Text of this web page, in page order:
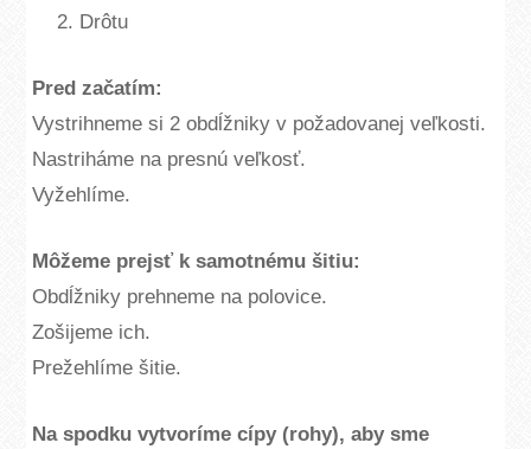
Drôtu
Pred začatím:
Vystrihneme si 2 obdĺžniky v požadovanej veľkosti.
Nastriháme na presnú veľkosť.
Vyžehlíme.
Môžeme prejsť k samotnému šitiu:
Obdĺžniky prehneme na polovice.
Zošijeme ich.
Prežehlíme šitie.
Na spodku vytvoríme cípy (rohy), aby sme